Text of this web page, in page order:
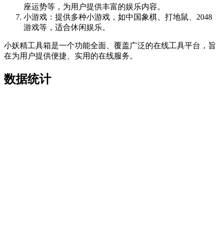
座运势等，为用户提供丰富的娱乐内容。
小游戏：提供多种小游戏，如中国象棋、打地鼠、2048
游戏等，适合休闲娱乐。
小妖精工具箱是一个功能全面、覆盖广泛的在线工具平台，旨
在为用户提供便捷、实用的在线服务。
数据统计